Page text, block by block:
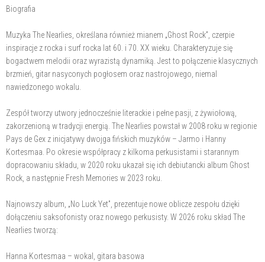
Biografia
Muzyka The Nearlies, określana również mianem „Ghost Rock”, czerpie
inspiracje z rocka i surf rocka lat 60. i 70. XX wieku. Charakteryzuje się
bogactwem melodii oraz wyrazistą dynamiką. Jest to połączenie klasycznych
brzmień, gitar nasyconych pogłosem oraz nastrojowego, niemal
nawiedzonego wokalu.
Zespół tworzy utwory jednocześnie literackie i pełne pasji, z żywiołową,
zakorzenioną w tradycji energią. The Nearlies powstał w 2008 roku w regionie
Pays de Gex z inicjatywy dwojga fińskich muzyków – Jarmo i Hanny
Kortesmaa. Po okresie współpracy z kilkoma perkusistami i starannym
dopracowaniu składu, w 2020 roku ukazał się ich debiutancki album Ghost
Rock, a następnie Fresh Memories w 2023 roku.
Najnowszy album, „No Luck Yet”, prezentuje nowe oblicze zespołu dzięki
dołączeniu saksofonisty oraz nowego perkusisty. W 2026 roku skład The
Nearlies tworzą:
Hanna Kortesmaa – wokal, gitara basowa